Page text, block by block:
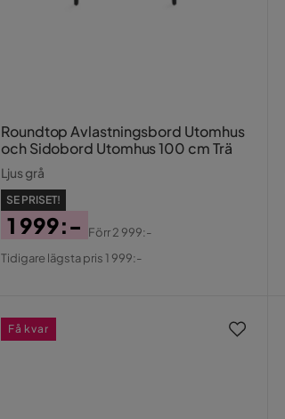
Roundtop Avlastningsbord Utomhus
och Sidobord Utomhus 100 cm Trä
Ljus grå
SE PRISET!
Pris
1 999:-
Original
Förr2 999:-
Tidigare lägsta pris 1 999:-
Få kvar